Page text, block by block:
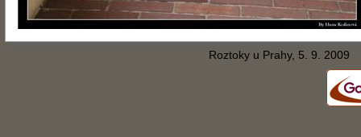
Roztoky u Prahy, 5. 9. 2009